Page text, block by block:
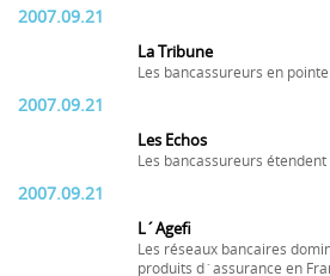
2007.09.21
La Tribune
Les bancassureurs en
2007.09.21
Les Echos
Les bancassureurs
2007.09.21
L´Agefi
Les réseaux bancaires
produits d´assurance en